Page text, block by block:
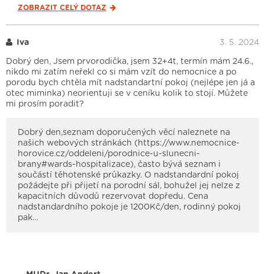
ZOBRAZIT CELÝ DOTAZ
Iva 3. 5. 2024
Dobrý den, Jsem prvorodička, jsem 32+4t, termín mám 24.6.,
nikdo mi zatím neřekl co si mám vzít do nemocnice a po
porodu bych chtěla mít nadstandartní pokoj (nejlépe jen já a
otec miminka) neorientuji se v ceníku kolik to stojí. Můžete
mi prosím poradit?
Dobrý den,seznam doporučených věcí naleznete na
našich webových stránkách (https://www.nemocnice-
horovice.cz/oddeleni/porodnice-u-slunecni-
brany#wards-hospitalizace), často bývá seznam i
součástí těhotenské průkazky. O nadstandardní pokoj
požádejte při přijetí na porodní sál, bohužel jej nelze z
kapacitních důvodů rezervovat dopředu. Cena
nadstandardního pokoje je 1200Kč/den, rodinný pokoj
pak…